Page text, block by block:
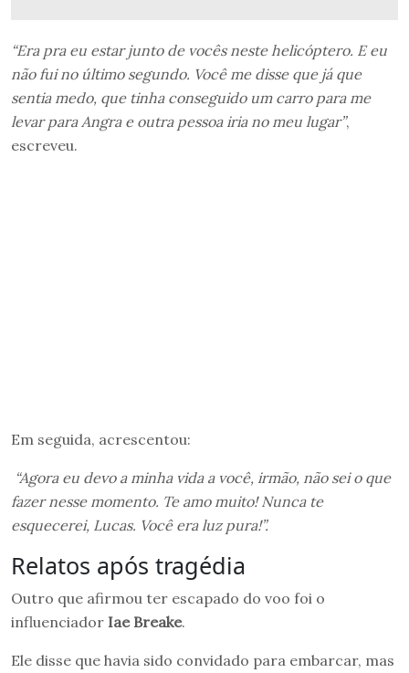
“Era pra eu estar junto de vocês neste helicóptero. E eu
não fui no último segundo. Você me disse que já que
sentia medo, que tinha conseguido um carro para me
levar para Angra e outra pessoa iria no meu lugar”,
escreveu.
Em seguida, acrescentou:
“Agora eu devo a minha vida a você, irmão, não sei o que
fazer nesse momento. Te amo muito! Nunca te
esquecerei, Lucas. Você era luz pura!”.
Relatos após tragédia
Outro que afirmou ter escapado do voo foi o
influenciador Iae Breake.
Ele disse que havia sido convidado para embarcar, mas